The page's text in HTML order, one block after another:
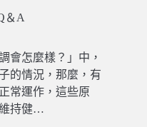
＆A
會怎麼樣？」中，
的情況，那麼，有
常運作，這些原
持健…